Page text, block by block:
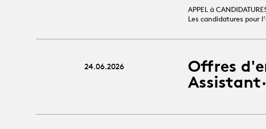
APPEL à
Les candidatures pour
24.06.2026
Offres